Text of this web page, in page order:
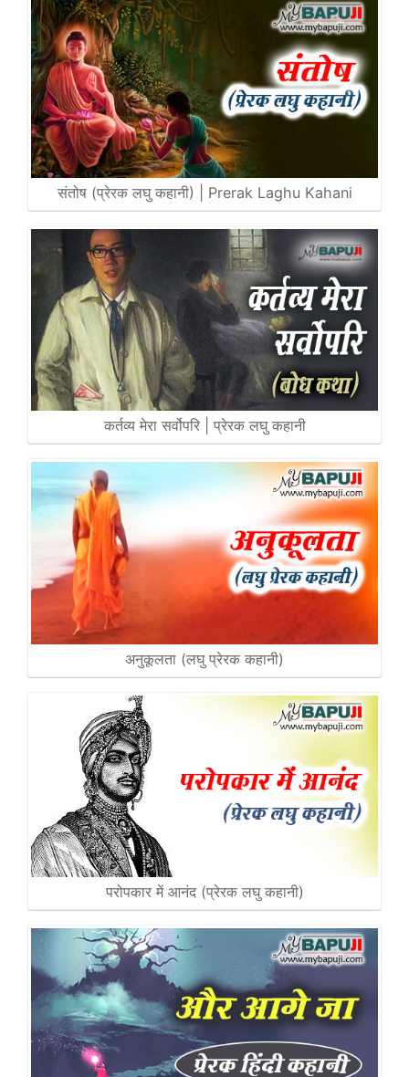
संतोष (प्रेरक लघु कहानी) | Prerak Laghu Kahani
कर्तव्य मेरा सर्वोपरि | प्रेरक लघु कहानी
अनुकूलता (लघु प्रेरक कहानी)
परोपकार में आनंद (प्रेरक लघु कहानी)